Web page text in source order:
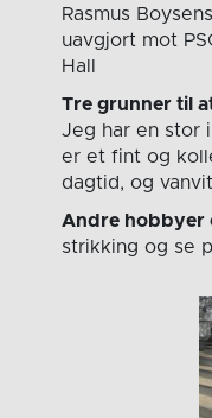
Rasmus
uavgjort mot
Hall
Tre grunner til
Jeg har en stor
er et fint og
dagtid, og
Andre hobbyer
strikking og se